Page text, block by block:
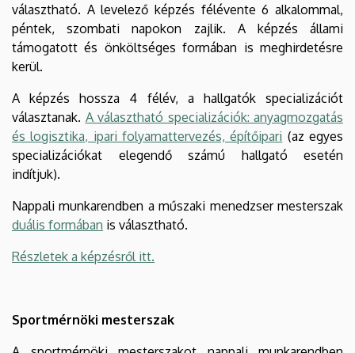
választható. A levelező képzés félévente 6 alkalommal,
péntek, szombati napokon zajlik. A képzés állami
támogatott és önköltséges formában is meghirdetésre
kerül.
A képzés hossza 4 félév, a hallgatók specializációt
választanak. A választható specializációk: anyagmozgatás
és logisztika, ipari folyamattervezés, építőipari (az egyes
specializációkat elegendő számú hallgató esetén
indítjuk).
Nappali munkarendben a műszaki menedzser mesterszak
duális formában is választható.
Részletek a képzésről itt.
Sportmérnöki mesterszak